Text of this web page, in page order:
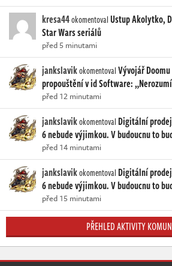
kresa44okomentovalUstup Akolytko,
Star Wars seriálů
před 5 minutami
jankslavikokomentovalVývojář
propouštění v id Software:
před 12 minutami
jankslavikokomentoval Digitální
6 nebude výjimkou. V budoucnu to
před 14 minutami
jankslavikokomentoval Digitální
6 nebude výjimkou. V budoucnu to
před 15 minutami
PŘEHLED AKTIVITY